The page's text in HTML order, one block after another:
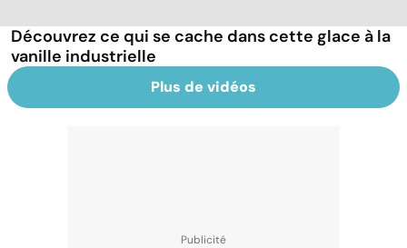
Découvrez ce qui se cache dans cette glace à la
vanille industrielle
Plus de vidéos